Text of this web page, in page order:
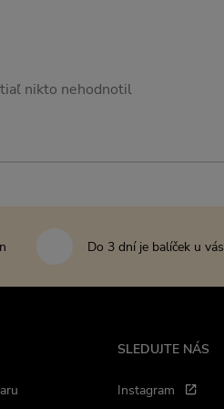
nikto nehodnotil
Do 3 dní je balíček u vás
SLEDUJTE NÁS
Instagram